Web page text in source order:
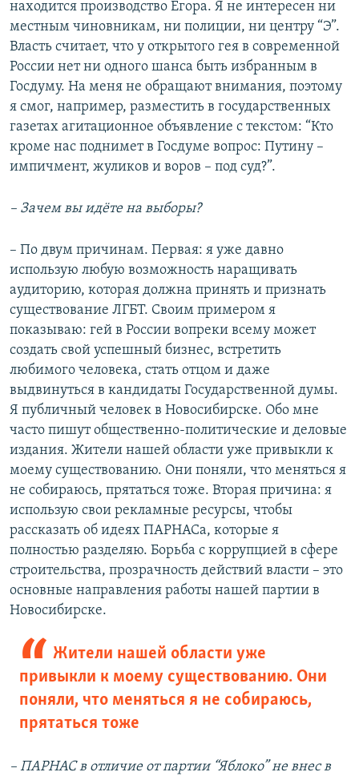
находится производство Егора. Я не интересен ни
местным чиновникам, ни полиции, ни центру “Э”.
Власть считает, что у открытого гея в современной
России нет ни одного шанса быть избранным в
Госдуму. На меня не обращают внимания, поэтому
я смог, например, разместить в государственных
газетах агитационное объявление с текстом: “Кто
кроме нас поднимет в Госдуме вопрос: Путину –
импичмент, жуликов и воров – под суд?”.
– Зачем вы идёте на выборы?
– По двум причинам. Первая: я уже давно
использую любую возможность наращивать
аудиторию, которая должна принять и признать
существование ЛГБТ. Своим примером я
показываю: гей в России вопреки всему может
создать свой успешный бизнес, встретить
любимого человека, стать отцом и даже
выдвинуться в кандидаты Государственной думы.
Я публичный человек в Новосибирске. Обо мне
часто пишут общественно-политические и деловые
издания. Жители нашей области уже привыкли к
моему существованию. Они поняли, что меняться я
не собираюсь, прятаться тоже. Вторая причина: я
использую свои рекламные ресурсы, чтобы
рассказать об идеях ПАРНАСа, которые я
полностью разделяю. Борьба с коррупцией в сфере
строительства, прозрачность действий власти – это
основные направления работы нашей партии в
Новосибирске.
Жители нашей области уже
привыкли к моему существованию. Они
поняли, что меняться я не собираюсь,
прятаться тоже
– ПАРНАС в отличие от партии “Яблоко” не внес в